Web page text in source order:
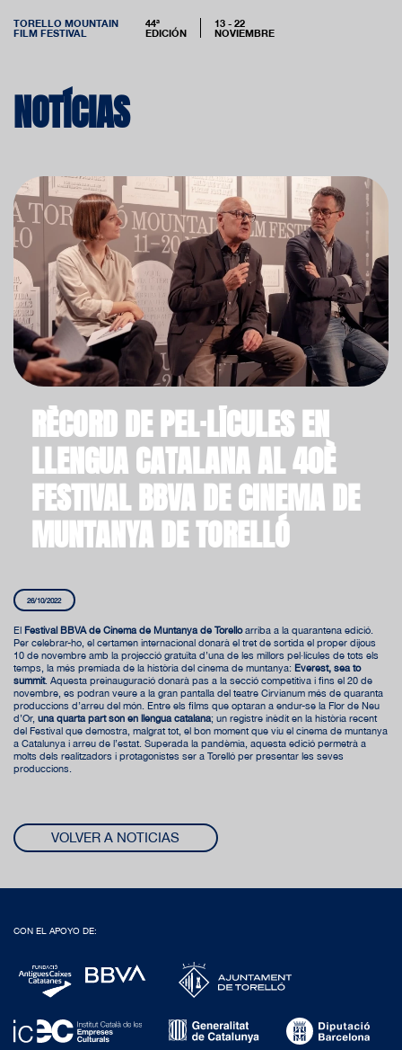
TORELLO MOUNTAIN
FILM FESTIVAL
44ª
EDICIÓN
13 - 22
NOVIEMBRE
NOTÍCIAS
RÈCORD DE PEL·LÍCULES EN
LLENGUA CATALANA AL 40È
FESTIVAL BBVA DE CINEMA DE
MUNTANYA DE TORELLÓ
26/10/2022
El Festival BBVA de Cinema de Muntanya de Torellóarriba a la quarantena edició.
Per celebrar-ho, el certamen internacional donarà el tret de sortida el proper dijous
10 de novembre amb la projecció gratuïta d’una de les millors pel·lícules de tots els
temps, la més premiada de la història del cinema de muntanya: Everest, sea to
summit. Aquesta preinauguració donarà pas a la secció competitiva i fins el 20 de
novembre, es podran veure a la gran pantalla del teatre Cirvianum més de quaranta
produccions d’arreu del món. Entre els films que optaran a endur-se la Flor de Neu
d’Or, una quarta part són en llengua catalana; un registre inèdit en la història recent
del Festival que demostra, malgrat tot, el bon moment que viu el cinema de muntanya
a Catalunya i arreu de l’estat. Superada la pandèmia, aquesta edició permetrà a
molts dels realitzadors i protagonistes ser a Torelló per presentar les seves
produccions.
VOLVER A NOTICIAS
CON EL APOYO DE: